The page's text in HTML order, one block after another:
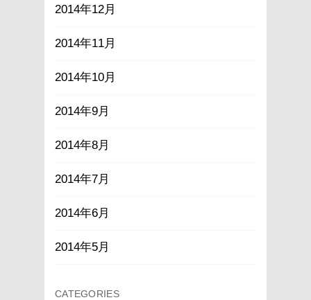
2014年12月
2014年11月
2014年10月
2014年9月
2014年8月
2014年7月
2014年6月
2014年5月
CATEGORIES